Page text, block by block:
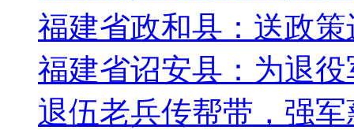
福建省政和县：送政
福建省诏安县：为退
退伍老兵传帮带，强